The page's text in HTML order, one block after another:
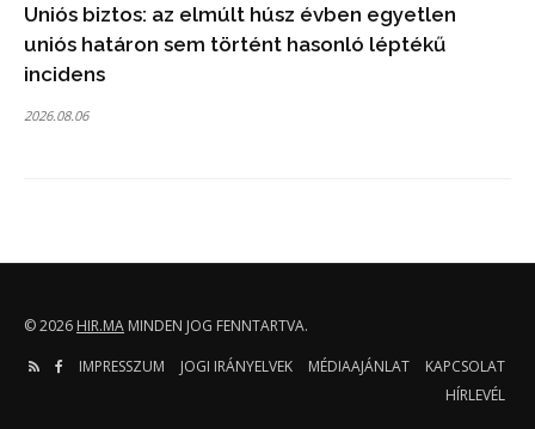
Uniós biztos: az elmúlt húsz évben egyetlen
uniós határon sem történt hasonló léptékű
incidens
2026.08.06
© 2026 HIR.MA MINDEN JOG FENNTARTVA.
IMPRESSZUM
JOGI IRÁNYELVEK MÉDIAAJÁNLAT
KAPCSOLAT
HÍRLEVÉL